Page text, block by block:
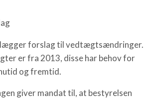
forslag til vedtægtsændringer.
er fra 2013, disse har behov for
og fremtid.
giver mandat til, at bestyrelsen